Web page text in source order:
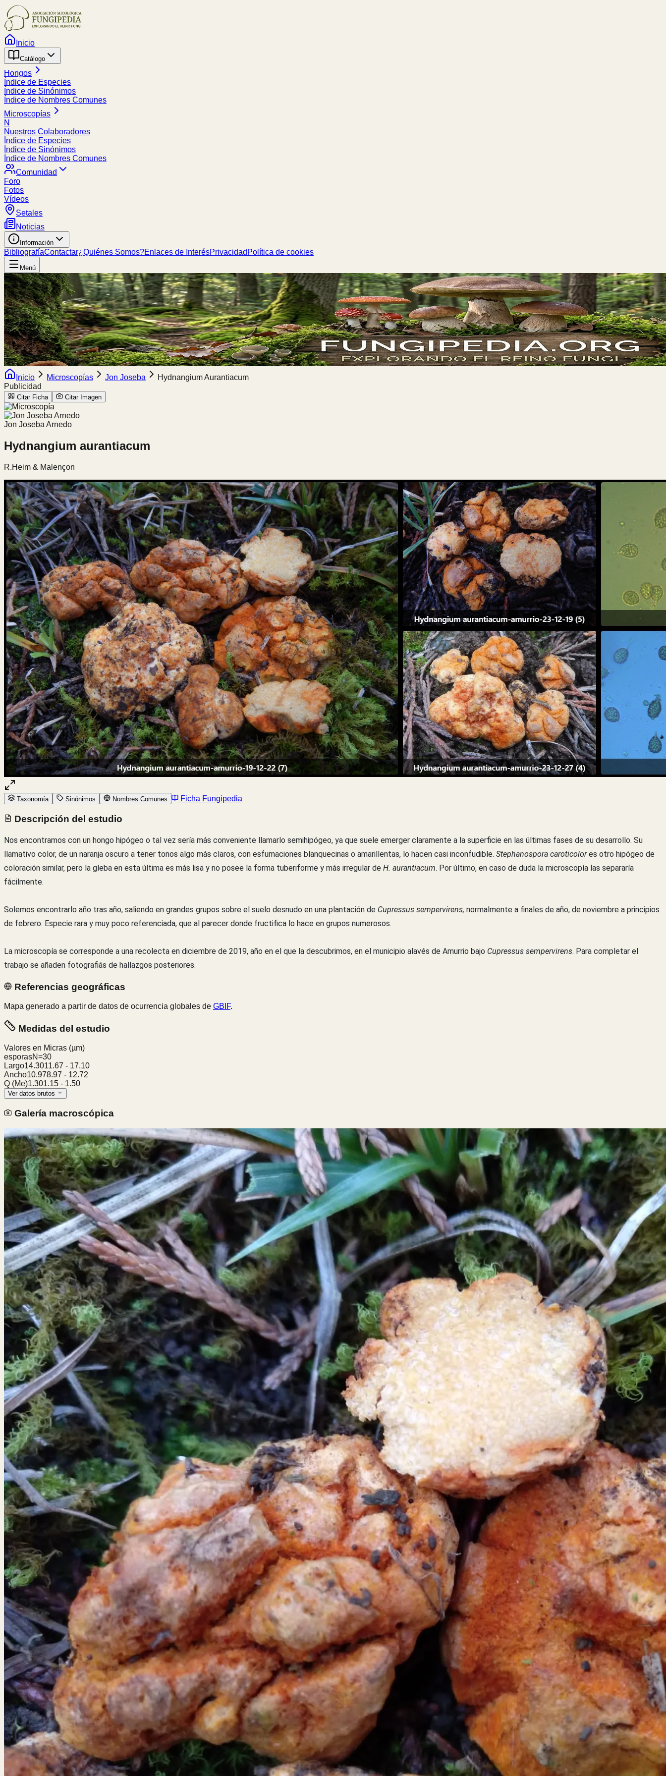
Inicio
Catálogo
Hongos
Índice de Especies
Índice de Sinónimos
Índice de Nombres Comunes
Microscopías
N
Nuestros Colaboradores
Índice de Especies
Índice de Sinónimos
Índice de Nombres Comunes
Comunidad
Foro
Fotos
Vídeos
Setales
Noticias
Información
BibliografíaContactar¿Quiénes Somos?Enlaces de InterésPrivacidad Política de cookies
Menú
Inicio Microscopías Jon Joseba
Hydnangium Aurantiacum
Publicidad
Citar Ficha Citar Imagen
Jon Joseba Arnedo
Hydnangium aurantiacum
R.Heim & Malençon
Taxonomía Sinónimos Nombres Comunes Ficha Fungipedia
Descripción del estudio
Nos encontramos con un hongo hipógeo o tal vez sería más conveniente llamarlo semihipógeo, ya que suele emerger claramente a la superficie en las últimas fases de su desarrollo. Su
llamativo color, de un naranja oscuro a tener tonos algo más claros, con esfumaciones blanquecinas o amarillentas, lo hacen casi inconfudible. Stephanospora caroticolores otro hipógeo de
coloración similar, pero la gleba en esta última es más lisa y no posee la forma tuberiforme y más irregular de H. aurantiacum. Por último, en caso de duda la microscopía las separaría
fácilmente.
Solemos encontrarlo año tras año, saliendo en grandes grupos sobre el suelo desnudo en una plantación de Cupressus sempervirens, normalmente a finales de año, de noviembre a principios
de febrero. Especie rara y muy poco referenciada, que al parecer donde fructifica lo hace en grupos numerosos.
La microscopía se corresponde a una recolecta en diciembre de 2019, año en el que la descubrimos, en el municipio alavés de Amurrio bajo Cupressus sempervirens. Para completar el
trabajo se añaden fotografiás de hallazgos posteriores.
Referencias geográficas
Mapa generado a partir de datos de ocurrencia globales de GBIF.
Medidas del estudio
Valores en Micras (µm)
esporasN=30
Largo14.3011.67 - 17.10
Ancho10.978.97 - 12.72
Q (Me)1.301.15 - 1.50
Ver datos brutos
Galería macroscópica